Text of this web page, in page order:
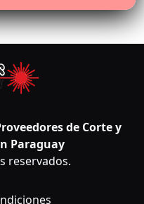
de Corte y
Paraguay
reservados.